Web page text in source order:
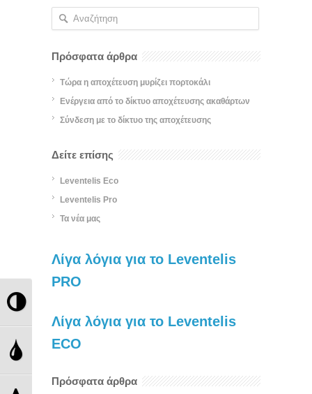
Εναλλαγή
Υψηλής
Αντίθεσης
Εναλλαγή
Διαβάθμισης
Πρόσφατα άρθρα
Τώρα η αποχέτευση μυρίζει πορτοκάλι
Ενέργεια από το δίκτυο αποχέτευσης ακαθάρτων
Σύνδεση με το δίκτυο της αποχέτευσης
Δείτε επίσης
Leventelis Eco
Leventelis Pro
Τα νέα μας
Λίγα λόγια για το Leventelis
PRO
Λίγα λόγια για το Leventelis
ECO
Πρόσφατα άρθρα